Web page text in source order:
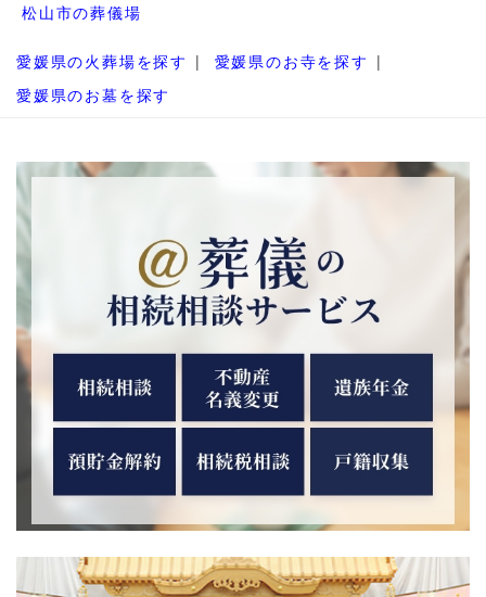
松山市の葬儀場
愛媛県の火葬場を探す
愛媛県のお寺を探す
愛媛県のお墓を探す